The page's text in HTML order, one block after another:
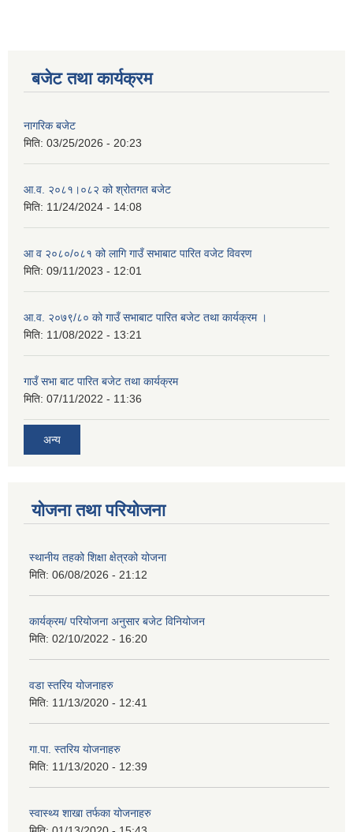
बजेट तथा कार्यक्रम
नागरिक बजेट
मिति: 03/25/2026 - 20:23
आ.व. २०८१।०८२ को श्रोतगत बजेट
मिति: 11/24/2024 - 14:08
आ व २०८०/०८१ को लागि गाउँ सभाबाट पारित वजेट विवरण
मिति: 09/11/2023 - 12:01
आ.व. २०७९/८० को गाउँ सभाबाट पारित बजेट तथा कार्यक्रम ।
मिति: 11/08/2022 - 13:21
गाउँ सभा बाट पारित बजेट तथा कार्यक्रम
मिति: 07/11/2022 - 11:36
अन्य
योजना तथा परियोजना
स्थानीय तहको शिक्षा क्षेत्रको योजना
मिति: 06/08/2026 - 21:12
कार्यक्रम/ परियोजना अनुसार बजेट विनियोजन
मिति: 02/10/2022 - 16:20
वडा स्तरिय योजनाहरु
मिति: 11/13/2020 - 12:41
गा.पा. स्तरिय योजनाहरु
मिति: 11/13/2020 - 12:39
स्वास्थ्य शाखा तर्फका योजनाहरु